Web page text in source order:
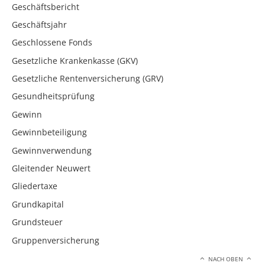
Geschäftsbericht
Geschäftsjahr
Geschlossene Fonds
Gesetzliche Krankenkasse (GKV)
Gesetzliche Rentenversicherung (GRV)
Gesundheitsprüfung
Gewinn
Gewinnbeteiligung
Gewinnverwendung
Gleitender Neuwert
Gliedertaxe
Grundkapital
Grundsteuer
Gruppenversicherung
NACH OBEN